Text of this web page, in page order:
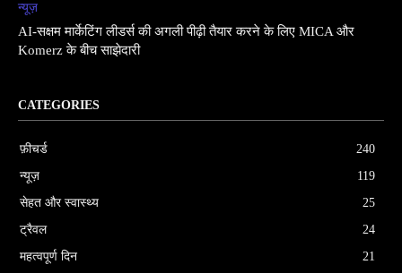
न्यूज़
AI-सक्षम मार्केटिंग लीडर्स की अगली पीढ़ी तैयार करने के लिए MICA और
Komerz के बीच साझेदारी
CATEGORIES
फ़ीचर्ड
240
न्यूज़
119
सेहत और स्वास्थ्य
25
ट्रैवल
24
महत्वपूर्ण दिन
21